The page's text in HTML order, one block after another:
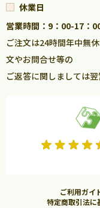
休業日
営業時間：9：00-17：
ご注文は24時間年中無
文やお問合せ等の
ご返答に関しましては翌
ご利用ガイ
特定商取引法に